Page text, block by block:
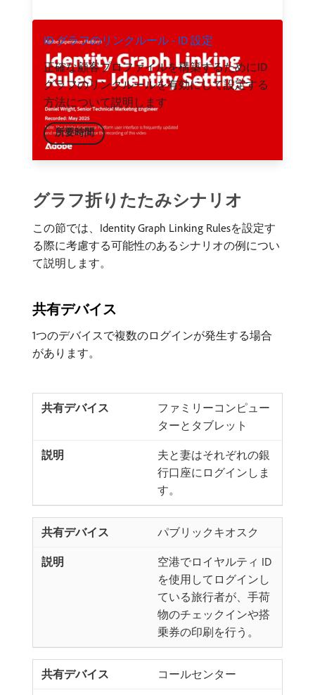
ID グラフのリンクルール - ID 設定
正確な顧客プロファイルを構築するためにID
グラフのリンクルールを有効にして設定する
方法について説明します
所要時間
グラフ折りたたみシナリオ
この節では、Identity Graph Linking Rulesを設定す
る際に考慮する可能性のあるシナリオの例につい
て説明します。
共有デバイス
1つのデバイスで複数のログインが発生する場合
があります。
ファミリーコンピュー
ターとタブレット
夫と妻はそれぞれの銀
行口座にログインしま
す。
パブリックキオスク
空港でロイヤルティ ID
を使用してログインし
ている旅行者が、手荷
物のチェックインや搭
乗券の印刷を行う。
コールセンター